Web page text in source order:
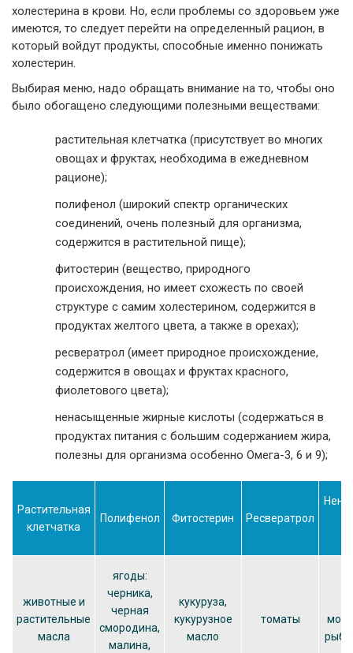
холестерина в крови. Но, если проблемы со здоровьем уже
имеются, то следует перейти на определенный рацион, в
который войдут продукты, способные именно понижать
холестерин.
Выбирая меню, надо обращать внимание на то, чтобы оно
было обогащено следующими полезными веществами:
растительная клетчатка (присутствует во многих
овощах и фруктах, необходима в ежедневном
рационе);
полифенол (широкий спектр органических
соединений, очень полезный для организма,
содержится в растительной пище);
фитостерин (вещество, природного
происхождения, но имеет схожесть по своей
структуре с самим холестерином, содержится в
продуктах желтого цвета, а также в орехах);
ресвератрол (имеет природное происхождение,
содержится в овощах и фруктах красного,
фиолетового цвета);
ненасыщенные жирные кислоты (содержаться в
продуктах питания с большим содержанием жира,
полезны для организма особенно Омега-3, 6 и 9);
Растительная
клетчатка
Полифенол Фитостерин Ресвератрол
животные и
растительные
масла
ягоды:
черника,
черная
смородина,
малина,
кукуруза,
кукурузное
масло
томаты